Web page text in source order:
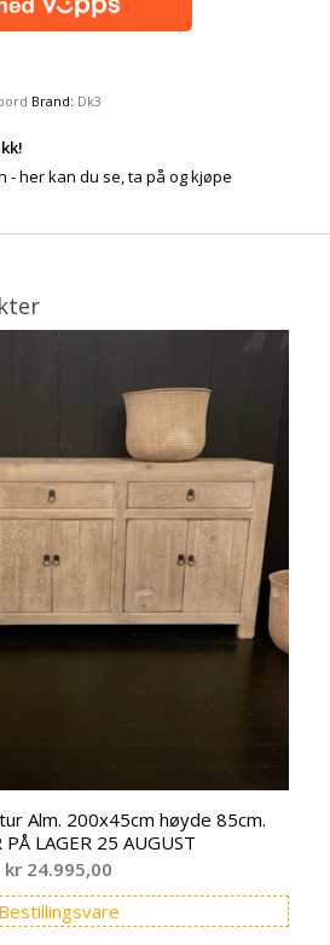
Brand: Dk3
- her kan du se, ta på og kjøpe
Alm. 200x45cm høyde 85cm.
PÅ LAGER 25 AUGUST
kr 24.995,00
Bestillingsvare